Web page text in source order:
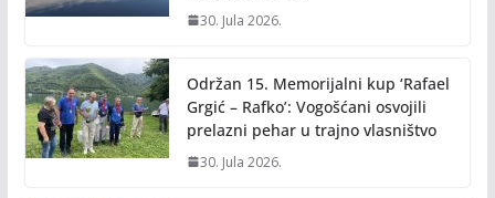
30. Jula 2026.
Održan 15. Memorijalni kup ‘Rafael
Grgić – Rafko’: Vogošćani osvojili
prelazni pehar u trajno vlasništvo
30. Jula 2026.